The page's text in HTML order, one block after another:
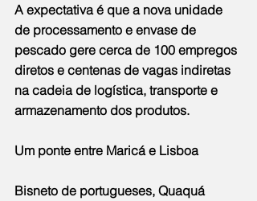
A expectativa é que a nova unidade
de processamento e envase de
pescado gere cerca de 100 empregos
diretos e centenas de vagas indiretas
na cadeia de logística, transporte e
armazenamento dos produtos.
Um ponte entre Maricá e Lisboa
Bisneto de portugueses, Quaquá